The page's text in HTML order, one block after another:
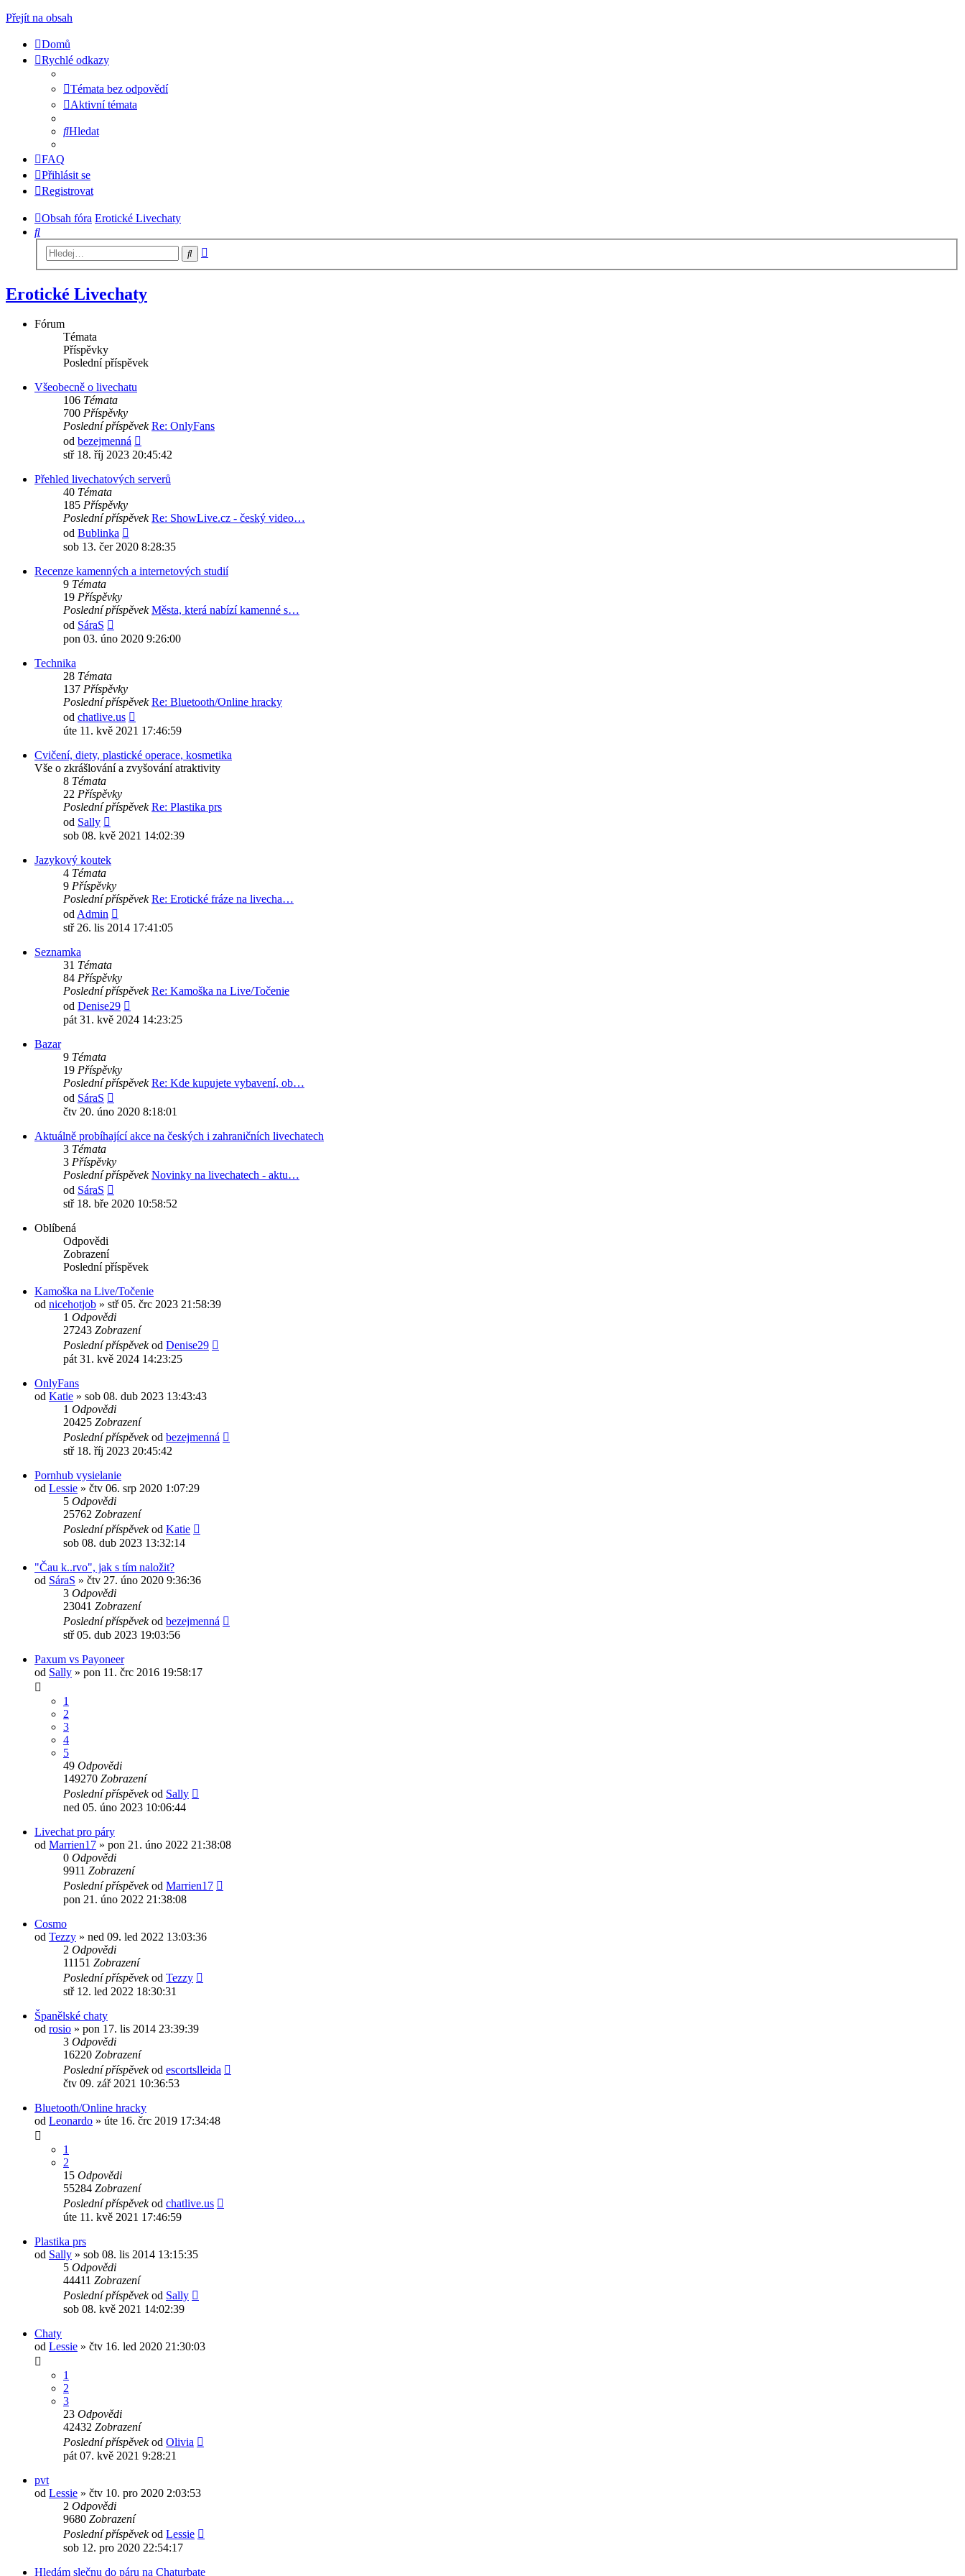
Přejít na obsah
Domů
Rychlé odkazy
Témata bez odpovědí
Aktivní témata
Hledat
FAQ
Přihlásit se
Registrovat
Obsah fóra Erotické Livechaty
Hledat
Hledat
Erotické Livechaty
Fórum
Témata
Příspěvky
Poslední příspěvek
Všeobecně o livechatu
106 Témata
700 Příspěvky
Poslední příspěvek Re: OnlyFans
od bezejmenná
poslední
stř 18. říj 2023 20:45:42
Přehled livechatových serverů
40 Témata
185 Příspěvky
Poslední příspěvek Re: ShowLive.cz - český video…
od Bublinka
poslední
sob 13. čer 2020 8:28:35
Recenze kamenných a internetových studií
9 Témata
19 Příspěvky
Poslední příspěvek Města, která nabízí kamenné s…
od SáraS
poslední
pon 03. úno 2020 9:26:00
Technika
28 Témata
137 Příspěvky
Poslední příspěvek Re: Bluetooth/Online hracky
od chatlive.us
poslední
úte 11. kvě 2021 17:46:59
Cvičení, diety, plastické operace, kosmetika
Vše o zkrášlování a zvyšování atraktivity
8 Témata
22 Příspěvky
Poslední příspěvek Re: Plastika prs
od Sally
poslední
sob 08. kvě 2021 14:02:39
Jazykový koutek
4 Témata
9 Příspěvky
Poslední příspěvek Re: Erotické fráze na livecha…
odAdmin
poslední
stř 26. lis 2014 17:41:05
Seznamka
31 Témata
84 Příspěvky
Poslední příspěvek Re: Kamoška na Live/Točenie
od Denise29
poslední
pát 31. kvě 2024 14:23:25
Bazar
9 Témata
19 Příspěvky
Poslední příspěvek Re: Kde kupujete vybavení, ob…
od SáraS
poslední
čtv 20. úno 2020 8:18:01
Aktuálně probíhající akce na českých i zahraničních livechatech
3 Témata
3 Příspěvky
Poslední příspěvek Novinky na livechatech - aktu…
od SáraS
poslední
stř 18. bře 2020 10:58:52
Oblíbená
Odpovědi
Zobrazení
Poslední příspěvek
Kamoška na Live/Točenie
od nicehotjob » stř 05. črc 2023 21:58:39
1 Odpovědi
27243 Zobrazení
Poslední příspěvekod Denise29
pát 31. kvě 2024 14:23:25
OnlyFans
od Katie » sob 08. dub 2023 13:43:43
1 Odpovědi
20425 Zobrazení
Poslední příspěvekod bezejmenná
stř 18. říj 2023 20:45:42
Pornhub vysielanie
od Lessie » čtv 06. srp 2020 1:07:29
5 Odpovědi
25762 Zobrazení
Poslední příspěvekod Katie
sob 08. dub 2023 13:32:14
"Čau k..rvo", jak s tím naložit?
od SáraS » čtv 27. úno 2020 9:36:36
3 Odpovědi
23041 Zobrazení
Poslední příspěvekod bezejmenná
stř 05. dub 2023 19:03:56
Paxum vs Payoneer
od Sally » pon 11. črc 2016 19:58:17
1
2
3
4
5
49 Odpovědi
149270 Zobrazení
Poslední příspěvekod Sally
ned 05. úno 2023 10:06:44
Livechat pro páry
od Marrien17 » pon 21. úno 2022 21:38:08
0 Odpovědi
9911 Zobrazení
Poslední příspěvekod Marrien17
pon 21. úno 2022 21:38:08
Cosmo
od Tezzy » ned 09. led 2022 13:03:36
2 Odpovědi
11151 Zobrazení
Poslední příspěvekod Tezzy
stř 12. led 2022 18:30:31
Španělské chaty
od rosio » pon 17. lis 2014 23:39:39
3 Odpovědi
16220 Zobrazení
Poslední příspěvekod escortslleida
čtv 09. zář 2021 10:36:53
Bluetooth/Online hracky
od Leonardo » úte 16. črc 2019 17:34:48
1
2
15 Odpovědi
55284 Zobrazení
Poslední příspěvekod chatlive.us
úte 11. kvě 2021 17:46:59
Plastika prs
od Sally » sob 08. lis 2014 13:15:35
5 Odpovědi
44411 Zobrazení
Poslední příspěvekod Sally
sob 08. kvě 2021 14:02:39
Chaty
od Lessie » čtv 16. led 2020 21:30:03
1
2
3
23 Odpovědi
42432 Zobrazení
Poslední příspěvekod Olivia
pát 07. kvě 2021 9:28:21
pvt
od Lessie » čtv 10. pro 2020 2:03:53
2 Odpovědi
9680 Zobrazení
Poslední příspěvekod Lessie
sob 12. pro 2020 22:54:17
Hledám slečnu do páru na Chaturbate